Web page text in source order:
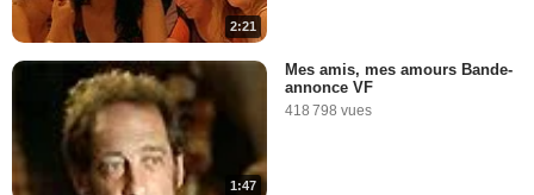
2:21
1:47
Mes amis, mes amours Bande-
annonce VF
418 798 vues